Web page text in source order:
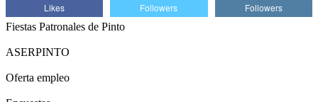
Likes Followers
Followers
Fiestas Patronales de Pinto
ASERPINTO
Oferta empleo